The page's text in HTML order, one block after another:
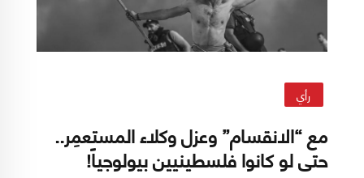
يسعى لإعادة رسم خريطة المنطقة بحيث تكون
إسرائيل القوة المهيمنة الوحيدة. وتوقع أن أي عملية
إسرائيلية جديدة ضدَّ إيران لن تنجح، وأن الانقلاب
على نظام طهران من الخارج "مستبعد ومرفوض من
الإيرانيين أنفسهم". وفي ما يلي نصُّ المقابلة:
رأي
مع “الانقسام” وعزل وكلاء المستعمِر..
حتى لو كانوا فلسطينيين بيولوجياً!